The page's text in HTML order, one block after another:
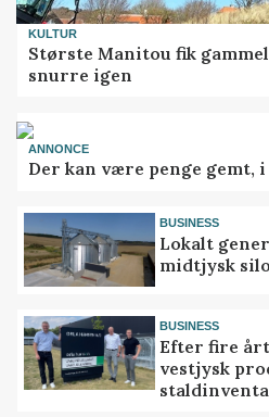
KULTUR
Største Manitou fik
snurre igen
ANNONCE
Der kan være penge gemt,
BUSINESS
Lokalt
midtjysk
BUSINESS
Efter fire
vestjysk